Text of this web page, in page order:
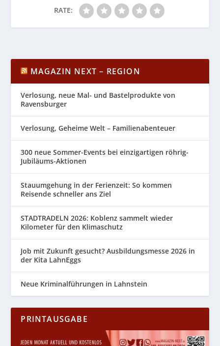
RATE:
MAGAZIN NEXT – REGION
Verlosung, neue Mal- und Bastelprodukte von
Ravensburger
Verlosung, Geheime Welt – Familienabenteuer
300 neue Sommer-Events bei einzigartigen röhrig-
Jubiläums-Aktionen
Stauumgehung in der Ferienzeit: So kommen
Reisende schneller ans Ziel
STADTRADELN 2026: Koblenz sammelt wieder
Kilometer für den Klimaschutz
Job mit Zukunft gesucht? Ausbildungsmesse 2026 in
der Kita LahnEggs
Neue Kriminalführungen in Lahnstein
PRINTAUSGABE